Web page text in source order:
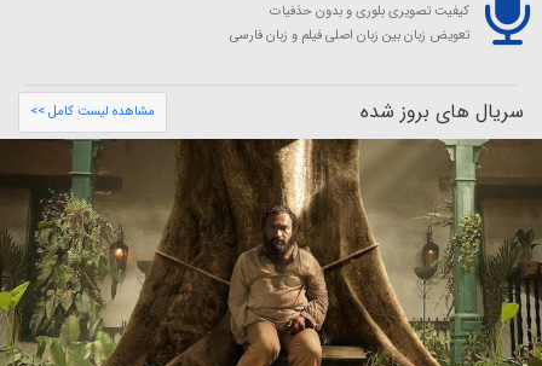
کیفیت تصویری بلوری و بدون حذفیات
تعویض زبان بین زبان اصلی فیلم و زبان فارسی
سریال های بروز شده مشاهده لیست کامل >>